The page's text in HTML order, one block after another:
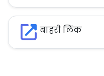
बाहरी लिंक